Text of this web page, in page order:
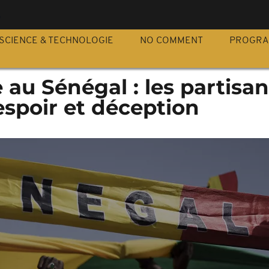
SCIENCE & TECHNOLOGIE NO COMMENT
Sénégal : les
et déception